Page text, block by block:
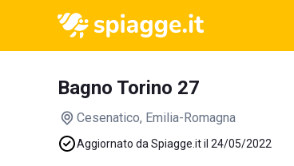
Bagno Torino 27
Cesenatico, Emilia-Romagna
Aggiornato da Spiagge.it il 24/05/2022